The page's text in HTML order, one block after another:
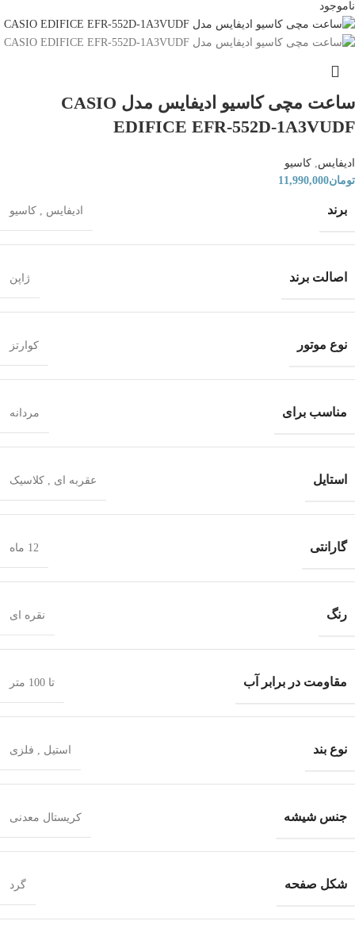
ناموجود
ساعت مچی کاسیو ادیفایس مدل CASIO
EDIFICE EFR-552D-1A3VUDF
ادیفایس, کاسیو
تومان11,990,000
برند ادیفایس , کاسیو
اصالت برند ژاپن
نوع موتور کوارتز
مناسب برای مردانه
استایل عقربه ای , کلاسیک
گارانتی 12 ماه
رنگ نقره ای
مقاومت در برابر آب تا 100 متر
نوع بند استیل , فلزی
جنس شیشه کریستال معدنی
شکل صفحه گرد